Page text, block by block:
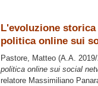
L'evoluzione
politica online sui
Pastore, Matteo (A.A.
politica online sui social
relatore Massimiliano